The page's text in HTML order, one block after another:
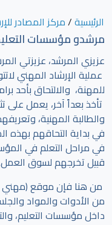
الرئيسية/مركز المصادر
مرشدو مؤسسات
عزيزي المرشد، عزيزتي
عملية الإرشاد المهني
للمهنة، والالتحاق بأحد
تأخذ بعداً آخر، يعمل على
والطالبة المهنية،
في بداية التحاقهم بهذه
في مراحل التعلم في
قبيل تخرجهم لسوق
من هنا فإن موقع
من الأدوات والمواد
داخل مؤسسات التعليم،